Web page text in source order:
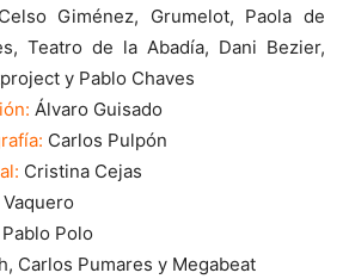
Giménez, Grumelot, Paola de
Teatro de la Abadía, Dani Bezier,
y Pablo Chaves
Álvaro Guisado
Carlos Pulpón
Cristina Cejas
Polo
Carlos Pumares y Megabeat